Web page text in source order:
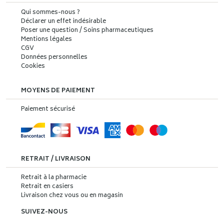
Qui sommes-nous ?
Déclarer un effet indésirable
Poser une question / Soins pharmaceutiques
Mentions légales
CGV
Données personnelles
Cookies
MOYENS DE PAIEMENT
Paiement sécurisé
RETRAIT / LIVRAISON
Retrait à la pharmacie
Retrait en casiers
Livraison chez vous ou en magasin